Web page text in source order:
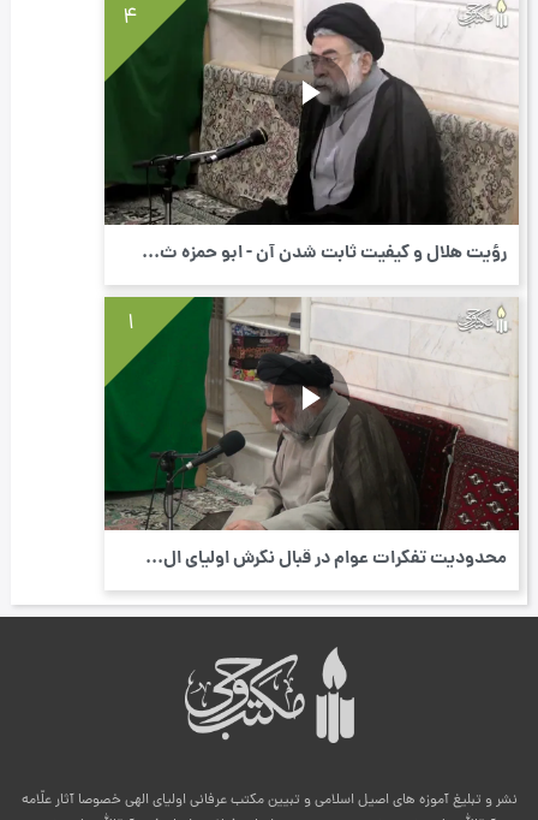
4
رؤیت هلال و کیفیت ثابت شدن آن - ابو حمزه ث...
1
محدودیت تفکرات عوام در قبال نگرش اولیای ال...
نشر و تبلیغ آموزه های اصیل اسلامی و تبیین مکتب عرفانی اولیای الهی خصوصا آثار علّامه